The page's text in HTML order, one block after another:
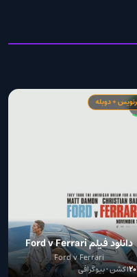
+ دوبله
دانلود فیلم Ford v Ferrari
Ford v Ferrari
اکشن • بیوگرافی